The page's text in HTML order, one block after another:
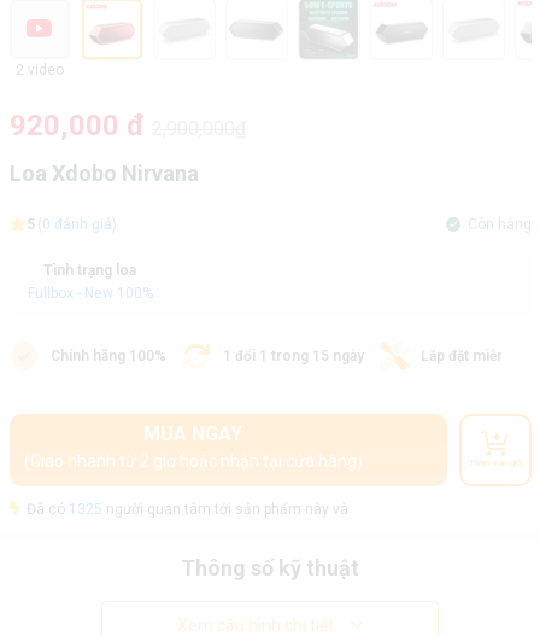
2 video
920,000 đ
Loa Xdobo Nirvana
5 (0 đánh giá) Còn hàng
Tình trạng loa
Fullbox - New 100%
Chính hãng 100% 1 đổi 1 trong 15 ngày Lắp đặt miễn phí
MUA NGAY
(Giao nhanh từ 2 giờ hoặc nhận tại cửa hàng) Thêm vào giỏ
Đã có 1325 người quan tâm tới sản phẩm này và
Thông số kỹ thuật
Xem cấu hình chi tiết